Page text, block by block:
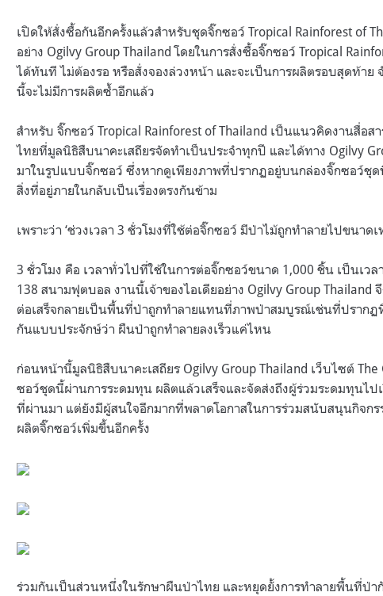
เปิดให้สั่งซื้อกันอีกครั้งแล้วสำหรับชุดจิ๊กซอว์ Tropical Rainforest of
อย่าง Ogilvy Group Thailand โดยในการสั่งซื้อจิ๊กซอว์ Tropical
ได้ทันที ไม่ต้องรอ หรือสั่งจองล่วงหน้า และจะเป็นการผลิตรอบสุดท้าย
นี้จะไม่มีการผลิตซ้ำอีกแล้ว
สำหรับ จิ๊กซอว์ Tropical Rainforest of Thailand เป็นแนวคิดงานสื่อส
ไทยที่มูลนิธิสืบนาคะเสถียรจัดทำเป็นประจำทุกปี และได้ทาง Ogilvy
มาในรูปแบบจิ๊กซอว์ ซึ่งหากดูเพียงภาพที่ปรากฏอยู่บนกล่องจิ๊กซอว์ชุ
สิ่งที่อยู่ภายในกลับเป็นเรื่องตรงกันข้าม
เพราะว่า ‘ช่วงเวลา 3 ชั่วโมงที่ใช้ต่อจิ๊กซอว์ มีป่าไม้ถูกทำลายไปขนา
3 ชั่วโมง คือ เวลาทั่วไปที่ใช้ในการต่อจิ๊กซอว์ขนาด 1,000 ชิ้น เป็นเว
138 สนามฟุตบอล งานนี้เจ้าของไอเดียอย่าง Ogilvy Group Thailand
ต่อเสร็จกลายเป็นพื้นที่ป่าถูกทำลายแทนที่ภาพป่าสมบูรณ์เช่นที่ปรากฏ
กันแบบประจักษ์ว่า ผืนป่าถูกทำลายลงเร็วแค่ไหน
ก่อนหน้านี้มูลนิธิสืบนาคะเสถียร Ogilvy Group Thailand เว็บไซต์
ซอว์ชุดนี้ผ่านการระดมทุน ผลิตแล้วเสร็จและจัดส่งถึงผู้ร่วมระดมทุนไ
ที่ผ่านมา แต่ยังมีผู้สนใจอีกมากที่พลาดโอกาสในการร่วมสนับสนุนกิจก
ผลิตจิ๊กซอว์เพิ่มขึ้นอีกครั้ง
ร่วมกันเป็นส่วนหนึ่งในรักษาผืนป่าไทย และหยุดยั้งการทำลายพื้นที่ป่